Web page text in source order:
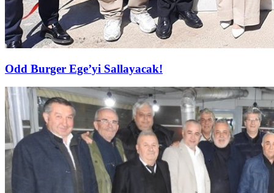
Odd Burger Ege’yi Sallayacak!